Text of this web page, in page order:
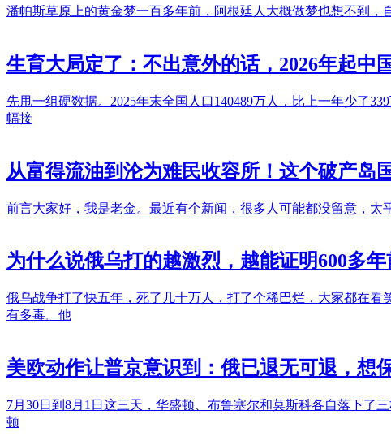
潘帕斯草原上的黄金梦一百多年前，阿根廷人大概做梦也想不到，
生育大局定了：不出意外的话，2026年起中
先甩一组硬数据。2025年末全国人口140489万人，比上一年少了
幅接
从富得流油到沦为难民收容所！这个破产岛
前言大家好，我是老金。最近有个新闻，很多人可能都没留意，太
为什么说俄乌打的越激烈，越能证明600多
俄乌战争打了快五年，死了几十万人，打了个稀巴烂，大家都在
有多毒。他
美欧动作让普京意识到：俄已退无可退，想
7月30日到8月1日这三天，华盛顿、布鲁塞尔和莫斯科各自落下了
顿